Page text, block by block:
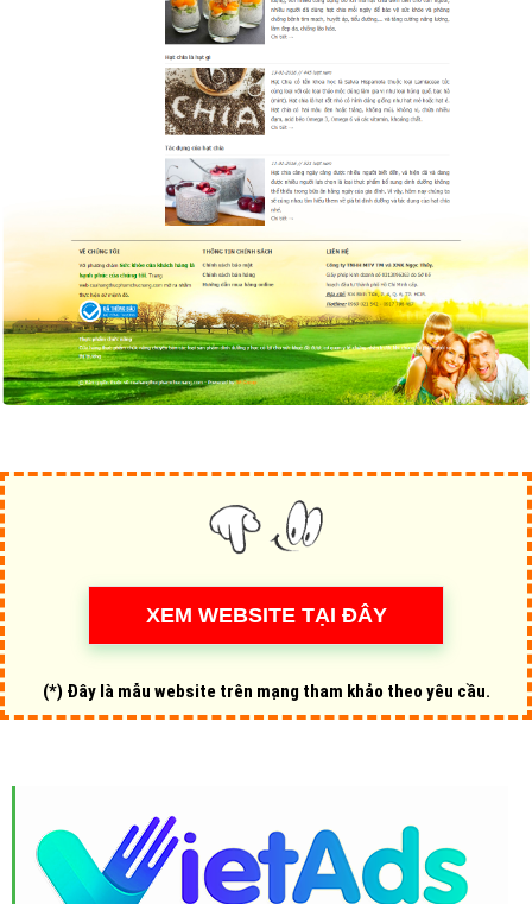
(*) Đây là mẫu website trên mạng tham khảo theo yêu cầu.